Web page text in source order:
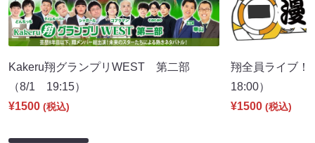
Kakeru翔グランプリWEST 第二部
（8/1 19:15）
¥1500 (税込)
翔全員ライブ
18:00）
¥1500 (税込)